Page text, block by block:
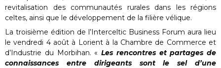
revitalisation des communautés rurales dans les régions
celtes, ainsi que le développement de la filière vélique.
La troisième édition de l’Interceltic Business Forum aura lieu
le vendredi 4 août à Lorient à la Chambre de Commerce et
d’Industrie du Morbihan. « Les rencontres et partages de
connaissances entre dirigeants sont le sel d’une